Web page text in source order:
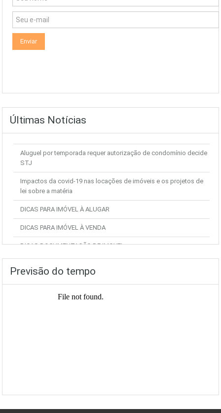
Últimas Notícias
Aluguel por temporada requer autorização de condomínio decide
STJ
Impactos da covid-19 nas locações de imóveis e os projetos de
lei sobre a matéria
DICAS PARA IMÓVEL À ALUGAR
DICAS PARA IMÓVEL À VENDA
DICAS DOCUMENTAÇÃO DE IMOVEL
Previsão do tempo